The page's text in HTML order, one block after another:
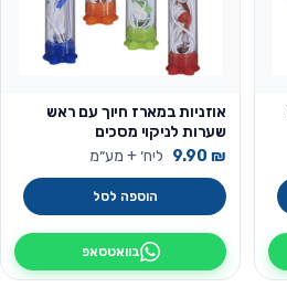
אוזניות במארז חיוך עם ראש
שערות לניקוי מסכים
9.90 ₪ ליח׳ + מע״מ
הוספה לסל
בוואטסאפ